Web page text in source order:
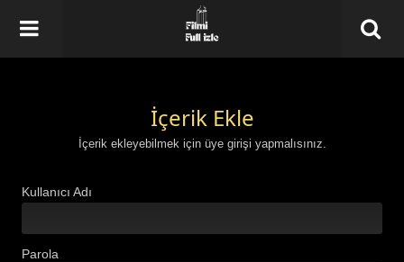
İçerik Ekle
İçerik ekleyebilmek için üye girişi yapmalısınız.
Kullanıcı Adı
Parola